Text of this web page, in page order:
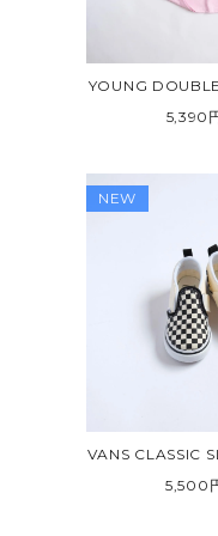
YOUNG
5,390
NEW
VANS CLASSIC
5,500